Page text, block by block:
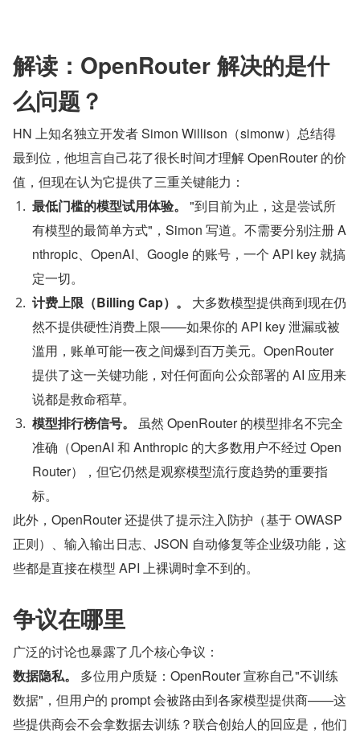
解读：OpenRouter 解决的是什
么问题？
HN 上知名独立开发者 Simon Willison（simonw）总结得
最到位，他坦言自己花了很长时间才理解 OpenRouter 的价
值，但现在认为它提供了三重关键能力：
最低门槛的模型试用体验。
"到目前为止，这是尝试所
有模型的最简单方式"，Simon 写道。不需要分别注册 A
nthropic、OpenAI、Google 的账号，一个 API key 就搞
定一切。
计费上限（Billing Cap）。
大多数模型提供商到现在仍
然不提供硬性消费上限——如果你的 API key 泄漏或被
滥用，账单可能一夜之间爆到百万美元。OpenRouter
提供了这一关键功能，对任何面向公众部署的 AI 应用来
说都是救命稻草。
模型排行榜信号。
虽然 OpenRouter 的模型排名不完全
准确（OpenAI 和 Anthropic 的大多数用户不经过 Open
Router），但它仍然是观察模型流行度趋势的重要指
标。
此外，OpenRouter 还提供了提示注入防护（基于 OWASP
正则）、输入输出日志、JSON 自动修复等企业级功能，这
些都是直接在模型 API 上裸调时拿不到的。
争议在哪里
广泛的讨论也暴露了几个核心争议：
数据隐私。
多位用户质疑：OpenRouter 宣称自己"不训练
数据"，但用户的 prompt 会被路由到各家模型提供商——这
些提供商会不会拿数据去训练？联合创始人的回应是，他们